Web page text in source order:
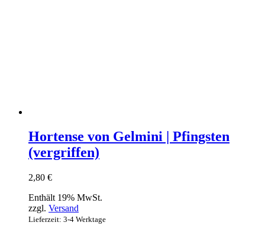
Hortense von Gelmini | Pfingsten
(vergriffen)
2,80 €
Enthält 19% MwSt.
zzgl. Versand
Lieferzeit: 3-4 Werktage